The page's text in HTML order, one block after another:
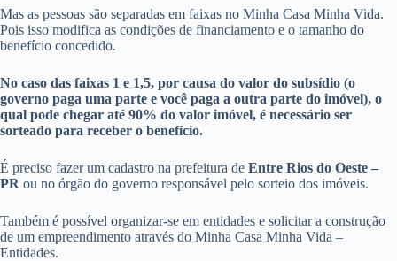
Mas as pessoas são separadas em faixas no Minha Casa Minha Vida.
Pois isso modifica as condições de financiamento e o tamanho do
benefício concedido.
No caso das faixas 1 e 1,5, por causa do valor do subsídio (o
governo paga uma parte e você paga a outra parte do imóvel), o
qual pode chegar até 90% do valor imóvel, é necessário ser
sorteado para receber o benefício.
É preciso fazer um cadastro na prefeitura de Entre Rios do Oeste –
PR ou no órgão do governo responsável pelo sorteio dos imóveis.
Também é possível organizar-se em entidades e solicitar a construção
de um empreendimento através do Minha Casa Minha Vida –
Entidades.